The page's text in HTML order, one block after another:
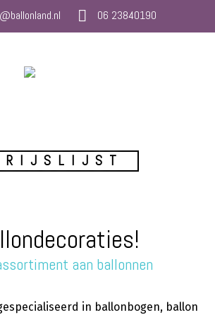
06 23840190
aan ballonnen
in ballonbogen, ballon